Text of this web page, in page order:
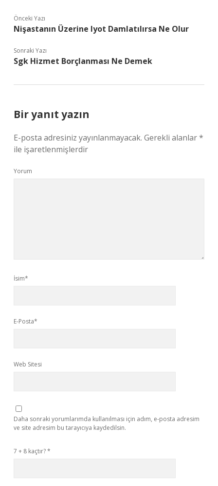
Önceki Yazı
Nişastanın Üzerine Iyot Damlatılırsa Ne Olur
Sonraki Yazı
Sgk Hizmet Borçlanması Ne Demek
Bir yanıt yazın
E-posta adresiniz yayınlanmayacak. Gerekli alanlar*
ile işaretlenmişlerdir
Yorum
İsim*
E-Posta*
Web Sitesi
Daha sonraki yorumlarımda kullanılması için adım, e-posta adresim
ve site adresim bu tarayıcıya kaydedilsin.
7 + 8 kaçtır?*